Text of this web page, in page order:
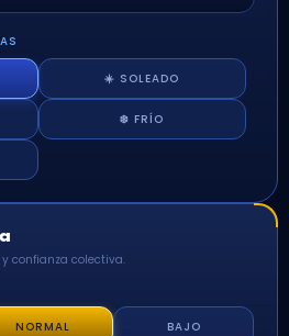
☀️ SOLEADO
❄️ FRÍO
confianza colectiva.
NORMAL
BAJO